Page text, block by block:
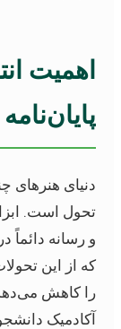
اهمیت
دنیای هنرهای
تحول است.
و رسانه دائماً
که از این
را کاهش
آکادمیک